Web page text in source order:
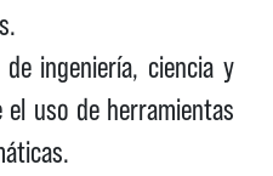
ingeniería, ciencia y
uso de herramientas